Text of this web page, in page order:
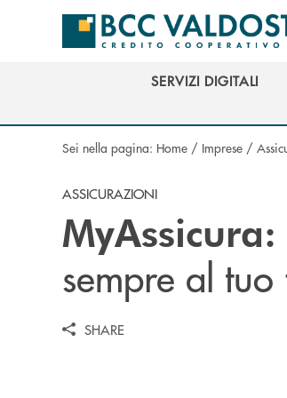
Salta al contenuto principale
SERVIZI DIGITALI
Sei nella pagina: Home / Imprese /
ASSICURAZIONI
MyAssicura:
sempre al
SHARE